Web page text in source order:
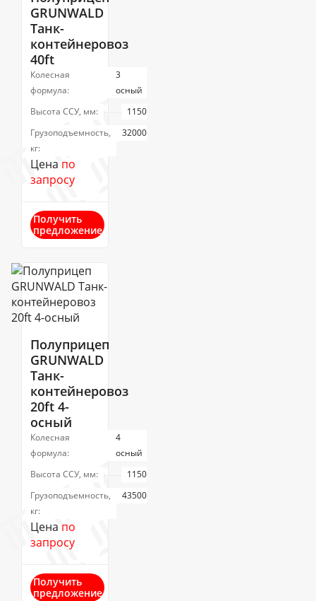
GRUNWALD
Танк-
контейнеровоз
40ft
Колесная
формула:
3
осный
Высота ССУ, мм:
1150
Грузоподъемность,
кг:
32000
Цена по
запросу
Получить
предложение
Полуприцеп
GRUNWALD
Танк-
контейнеровоз
20ft 4-
осный
Колесная
формула:
4
осный
Высота ССУ, мм:
1150
Грузоподъемность,
кг:
43500
Цена по
запросу
Получить
предложение